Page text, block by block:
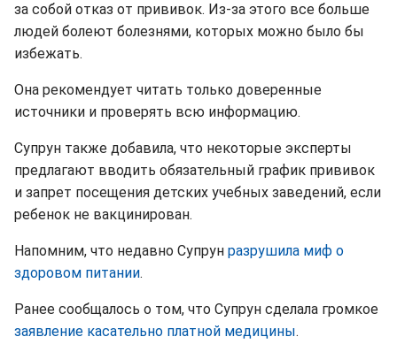
за собой отказ от прививок. Из-за этого все больше
людей болеют болезнями, которых можно было бы
избежать.
Она рекомендует читать только доверенные
источники и проверять всю информацию.
Супрун также добавила, что некоторые эксперты
предлагают вводить обязательный график прививок
и запрет посещения детских учебных заведений, если
ребенок не вакцинирован.
Напомним, что недавно Супрун разрушила миф о
здоровом питании.
Ранее сообщалось о том, что Супрун сделала громкое
заявление касательно платной медицины.